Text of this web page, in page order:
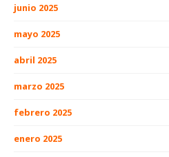
junio 2025
mayo 2025
abril 2025
marzo 2025
febrero 2025
enero 2025